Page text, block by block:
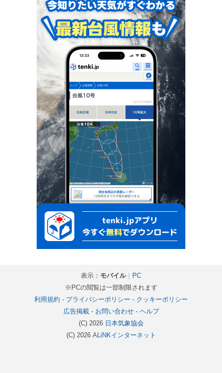
表示： モバイル｜
PC
※PCの閲覧は一部制限されます
利用規約 - プライバシーポリシー - クッキーポリシー
広告掲載- お問い合わせ- ヘルプ
(C) 2026 日本気象協会
(C) 2026 ALiNKインターネット